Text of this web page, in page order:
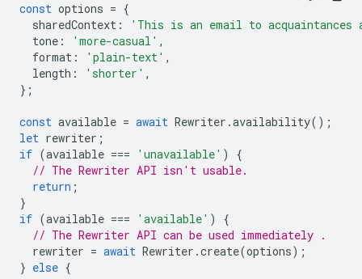
const options = {
sharedContext :
'This is an email to acquaintances
tone : 'more-casual' ,
format : 'plain-text' ,
length : 'shorter' ,
};
const available = await Rewriter .availability();
let rewriter ;
if (available === 'unavailable' )
{
// The Rewriter API isn't usable.
return ;
}
if (available === 'available' )
{
// The Rewriter API can be used immediately .
rewriter = await Rewriter .create(options);
} else {